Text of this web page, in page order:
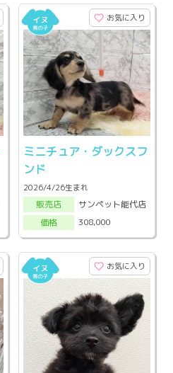
お気に入り
ミニチュア・ダックスフ
ンド
2026/4/26生まれ
販売店
サンペット能代店
価格
308,000
お気に入り